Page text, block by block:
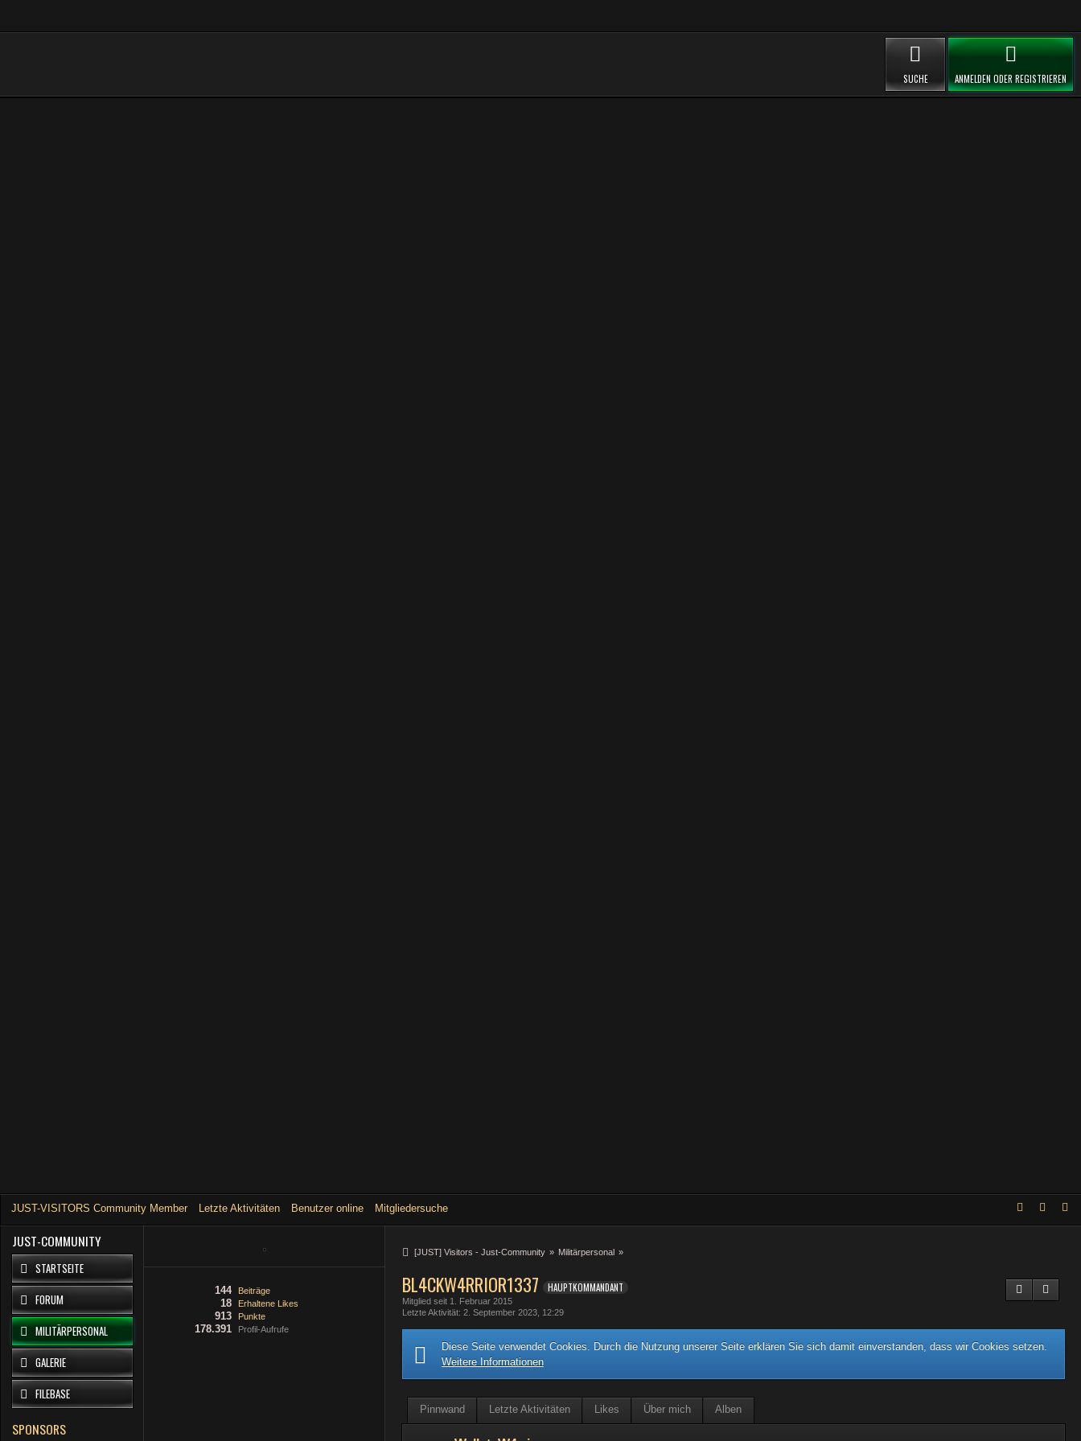
ANMELDEN ODER REGISTRIEREN
SUCHE
JUST-VISITORS Community Member Letzte Aktivitäten Benutzer online Mitgliedersuche
JUST-COMMUNITY
STARTSEITE
FORUM
MILITÄRPERSONAL
GALERIE
FILEBASE
SPONSORS
Beiträge
144
Erhaltene Likes
18
Punkte
913
Profil-Aufrufe
178.391
[JUST] Visitors - Just-Community » Militärpersonal »
BL4CKW4RRIOR1337 HAUPTKOMMANDANT
Mitglied seit 1. Februar 2015
Letzte Aktivität 2. September 2023, 12:29
Diese Seite verwendet Cookies. Durch die Nutzung unserer Seite erklären Sie sich damit einverstanden, dass wir Cookies setzen.
Weitere Informationen
Pinnwand Letzte Aktivitäten Likes Über mich Alben